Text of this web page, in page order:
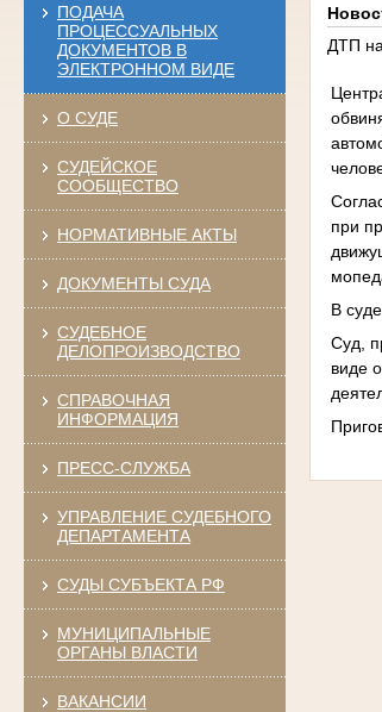
ПОДАЧА
ПРОЦЕССУАЛЬНЫХ
ДОКУМЕНТОВ В
ЭЛЕКТРОННОМ ВИДЕ
О СУДЕ
СУДЕЙСКОЕ
СООБЩЕСТВО
НОРМАТИВНЫЕ АКТЫ
ДОКУМЕНТЫ СУДА
СУДЕБНОЕ
ДЕЛОПРОИЗВОДСТВО
СПРАВОЧНАЯ
ИНФОРМАЦИЯ
ПРЕСС-СЛУЖБА
УПРАВЛЕНИЕ СУДЕБНОГО
ДЕПАРТАМЕНТА
СУДЫ СУБЪЕКТА РФ
МУНИЦИПАЛЬНЫЕ
ОРГАНЫ ВЛАСТИ
ВАКАНСИИ
ДТП на
при
В
Суд,
виде